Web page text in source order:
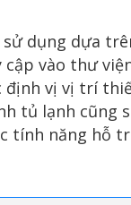
dụng dựa
vào thư
định vị vị trí
tủ lạnh cũng
tính năng hỗ